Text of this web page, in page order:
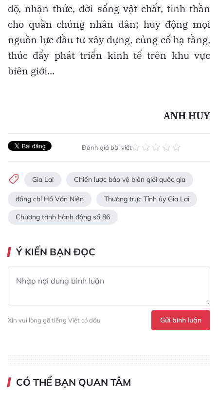
độ, nhận thức, đời sống vật chất, tinh thần
cho quần chúng nhân dân; huy động mọi
nguồn lực đầu tư xây dựng, củng cố hạ tầng,
thúc đẩy phát triển kinh tế trên khu vực
biên giới...
ANH HUY
Đánh giá bài viết
Gia Lai Chiến lược bảo vệ biên giới quốc gia
đồng chí Hồ Văn Niên Thường trực Tỉnh ủy Gia Lai
Chương trình hành động số 86
Ý KIẾN BẠN ĐỌC
Xin vui lòng gõ tiếng Việt có dấu Gửi bình luận
CÓ THỂ BẠN QUAN TÂM